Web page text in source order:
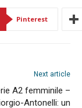
Pinterest
Next article
A2 femminile –
Antonelli: un